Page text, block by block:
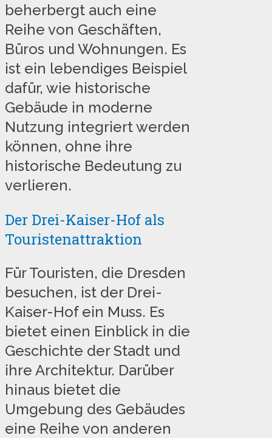
beherbergt auch eine
Reihe von Geschäften,
Büros und Wohnungen. Es
ist ein lebendiges Beispiel
dafür, wie historische
Gebäude in moderne
Nutzung integriert werden
können, ohne ihre
historische Bedeutung zu
verlieren.
Der Drei-Kaiser-Hof als
Touristenattraktion
Für Touristen, die Dresden
besuchen, ist der Drei-
Kaiser-Hof ein Muss. Es
bietet einen Einblick in die
Geschichte der Stadt und
ihre Architektur. Darüber
hinaus bietet die
Umgebung des Gebäudes
eine Reihe von anderen